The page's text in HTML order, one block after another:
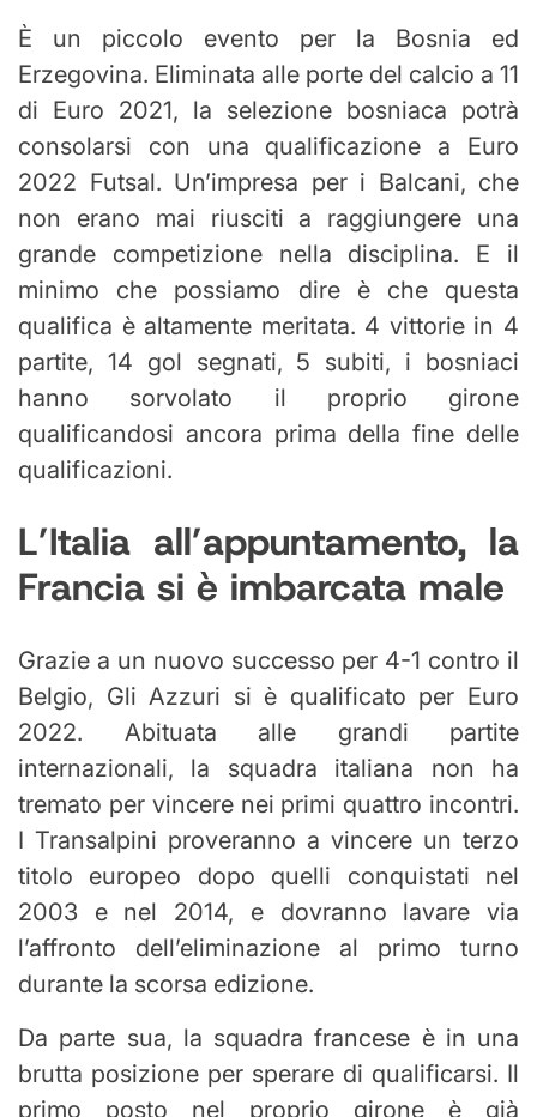
È un piccolo evento per la Bosnia ed
Erzegovina. Eliminata alle porte del calcio a 11
di Euro 2021, la selezione bosniaca potrà
consolarsi con una qualificazione a Euro
2022 Futsal. Un’impresa per i Balcani, che
non erano mai riusciti a raggiungere una
grande competizione nella disciplina. E il
minimo che possiamo dire è che questa
qualifica è altamente meritata. 4 vittorie in 4
partite, 14 gol segnati, 5 subiti, i bosniaci
hanno sorvolato il proprio girone
qualificandosi ancora prima della fine delle
qualificazioni.
L’Italia all’appuntamento, la
Francia si è imbarcata male
Grazie a un nuovo successo per 4-1 contro il
Belgio, Gli Azzuri si è qualificato per Euro
2022. Abituata alle grandi partite
internazionali, la squadra italiana non ha
tremato per vincere nei primi quattro incontri.
I Transalpini proveranno a vincere un terzo
titolo europeo dopo quelli conquistati nel
2003 e nel 2014, e dovranno lavare via
l’affronto dell’eliminazione al primo turno
durante la scorsa edizione.
Da parte sua, la squadra francese è in una
brutta posizione per sperare di qualificarsi. Il
primo posto nel proprio girone è già